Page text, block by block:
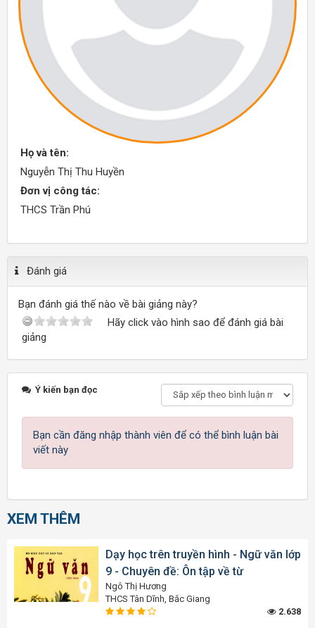
Họ và tên:
Nguyễn Thị Thu Huyền
Đơn vị công tác:
THCS Trần Phú
Đánh giá
Bạn đánh giá thế nào về bài giảng này?
Hãy click vào hình sao để đánh giá bài
giảng
Ý kiến bạn đọc
Bạn cần đăng nhập thành viên để có thể bình luận bài
viết này
XEM THÊM
Dạy học trên truyền hình - Ngữ văn lớp
9 - Chuyên đề: Ôn tập về từ
Ngô Thị Hương
THCS Tân Dĩnh, Bắc Giang
2.638